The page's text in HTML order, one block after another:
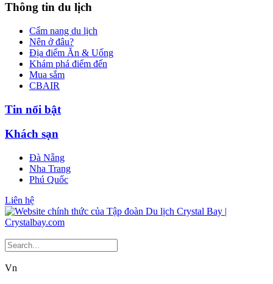
Thông tin du lịch
Cẩm nang du lịch
Nên ở đâu?
Địa điểm Ăn & Uống
Khám phá điểm đến
Mua sắm
CBAIR
Tin nổi bật
Khách sạn
Đà Nẵng
Nha Trang
Phú Quốc
Liên hệ
Vn